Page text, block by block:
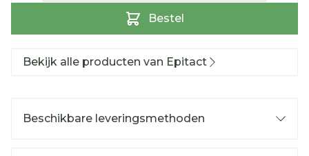
Bestel
Bekijk alle producten van Epitact
Beschikbare leveringsmethoden